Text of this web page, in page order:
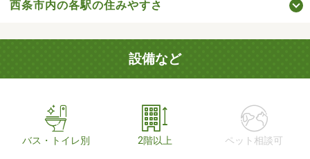
西条市内の各駅の住みやすさ
設備など
バス・トイレ別 2階以上 ペット相談可